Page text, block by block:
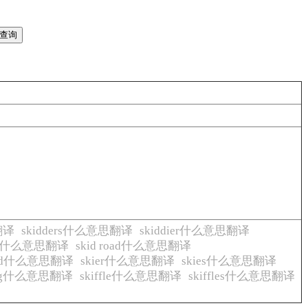
译 skidders什么意思翻译 skiddier什么意思翻译
么意思翻译 skid road什么意思翻译
什么意思翻译 skier什么意思翻译 skies什么意思翻译
么意思翻译 skiffle什么意思翻译 skiffles什么意思翻译